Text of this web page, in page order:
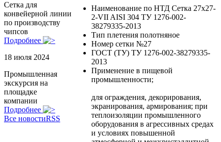
Сетка для
конвейерной линии
по производству
чипсов
Подробнее
18 июля 2024
Промышленная
экскурсия на
площадке
компании
Подробнее
Все новостиRSS
Наименование по НТД Сетка 27х27-
2-VII AISI 304 ТУ 1276-002-
38279335-2013
Тип плетения полотняное
Номер сетки №27
ГОСТ (ТУ) ТУ 1276-002-38279335-
2013
Применение в пищевой
промышленности;
для ограждения, декорирования,
экранирования, армирования; при
теплоизоляции промышленного
оборудования в агрессивных средах
и условиях повышенной